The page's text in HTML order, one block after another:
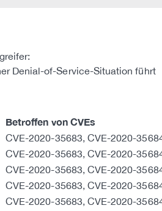
Denial-of-Service-Situation führt
Betroffen von CVEs
CVE-2020-35683, CVE-2020-
CVE-2020-35683, CVE-2020-
CVE-2020-35683, CVE-2020-
CVE-2020-35683, CVE-2020-
CVE-2020-35683, CVE-2020-